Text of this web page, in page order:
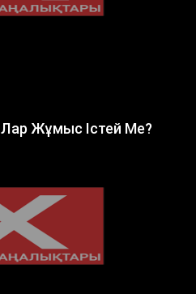
Жұмыс Істей Ме?